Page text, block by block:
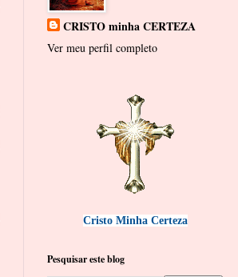
CRISTO minha CERTEZA
Ver meu perfil completo
Cristo Minha Certeza
Pesquisar este blog